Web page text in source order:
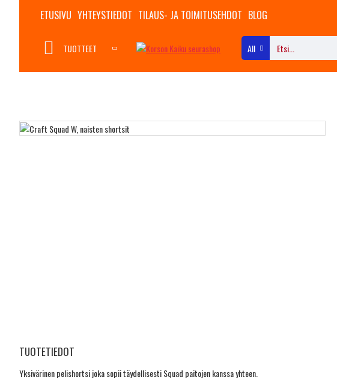
ETUSIVU YHTEYSTIEDOT TILAUS- JA TOIMITUSEHDOT BLOG
TUOTTEET All
TUOTETIEDOT
Yksivärinen pelishortsi joka sopii täydellisesti Squad paitojen kanssa yhteen.